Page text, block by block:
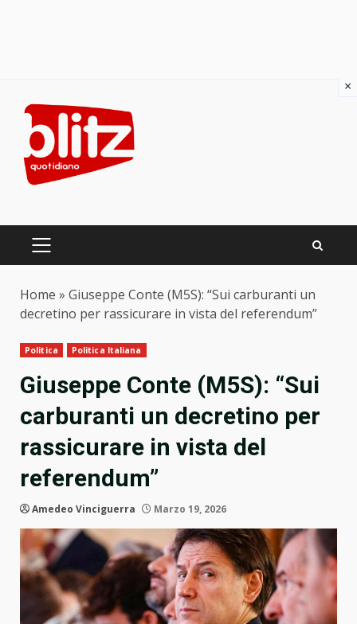
content
PRIMARY
Home » Giuseppe Conte (M5S): “Sui carburanti un
decretino per rassicurare in vista del referendum”
Politica Politica Italiana
Giuseppe Conte (M5S): “Sui
carburanti un decretino per
rassicurare in vista del
referendum”
Amedeo Vinciguerra Marzo 19, 2026
×